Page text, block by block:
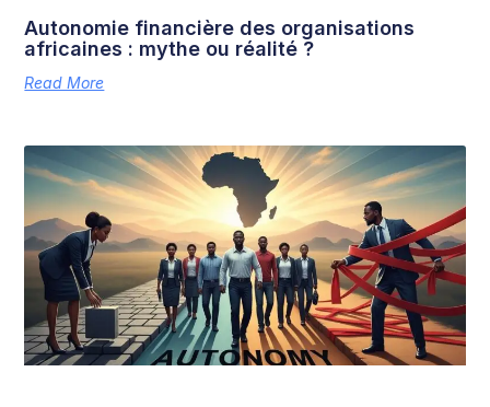
Autonomie financière des organisations
africaines : mythe ou réalité ?
Read More